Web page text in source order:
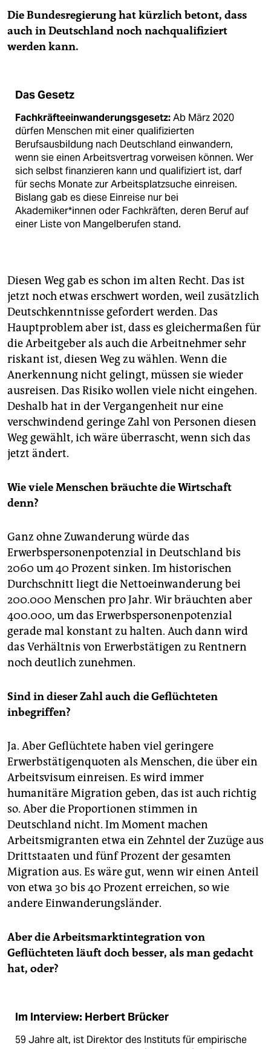
Die Bundesregierung hat kürzlich betont, dass
auch in Deutschland noch nachqualifiziert
werden kann.
Das Gesetz
Fachkräfteeinwanderungsgesetz:Ab März 2020
dürfen Menschen mit einer qualifizierten
Berufsausbildung nach Deutschland einwandern,
wenn sie einen Arbeitsvertrag vorweisen können. Wer
sich selbst finanzieren kann und qualifiziert ist, darf
für sechs Monate zur Arbeitsplatzsuche einreisen.
Bislang gab es diese Einreise nur bei
Akademiker*innen oder Fachkräften, deren Beruf auf
einer Liste von Mangelberufen stand.
Diesen Weg gab es schon im alten Recht. Das ist
jetzt noch etwas erschwert worden, weil zusätzlich
Deutschkenntnisse gefordert werden. Das
Hauptproblem aber ist, dass es gleichermaßen für
die Arbeit­geber als auch die Arbeitnehmer sehr
riskant ist, diesen Weg zu wählen. Wenn die
Anerkennung nicht gelingt, müssen sie wieder
ausreisen. Das Risiko wollen viele nicht eingehen.
Deshalb hat in der Vergangenheit nur eine
verschwindend geringe Zahl von Personen diesen
Weg gewählt, ich wäre überrascht, wenn sich das
jetzt ändert.
Wie viele Menschen bräuchte die Wirtschaft
denn?
Ganz ohne Zuwanderung würde das
Erwerbspersonenpotenzial in Deutschland bis
2060 um 40 Prozent sinken. Im historischen
Durchschnitt liegt die Nettoeinwanderung bei
200.000 Menschen pro Jahr. Wir bräuchten aber
400.000, um das Erwerbspersonenpotenzial
gerade mal konstant zu halten. Auch dann wird
das Verhältnis von Erwerbstätigen zu Rentnern
noch deutlich zunehmen.
Sind in dieser Zahl auch die Geflüchteten
inbegriffen?
Ja. Aber Geflüchtete haben viel geringere
Erwerbstätigenquoten als Menschen, die über ein
Arbeitsvisum einreisen. Es wird immer
humanitäre Migration geben, das ist auch richtig
so. Aber die Proportionen stimmen in
Deutschland nicht. Im Moment machen
Arbeitsmigranten etwa ein Zehntel der Zuzüge aus
Drittstaaten und fünf Prozent der gesamten
Migration aus. Es wäre gut, wenn wir einen Anteil
von etwa 30 bis 40 Prozent erreichen, so wie
andere Einwanderungsländer.
Aber die Arbeitsmarktintegration von
Geflüchteten läuft doch besser, als man gedacht
hat, oder?
Im Interview: Herbert Brücker
59 Jahre alt, ist Direktor des Instituts für empirische